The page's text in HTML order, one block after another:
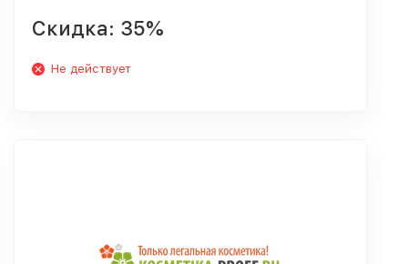
Скидка: 35%
Не действует